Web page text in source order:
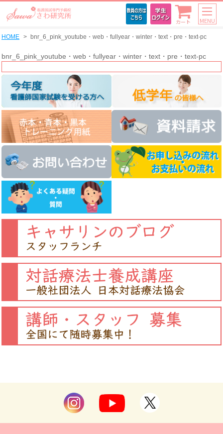
カート MENU
HOME bnr_6_pink_youtube・web・fullyear・winter・text・pre・text-pc
bnr_6_pink_youtube・web・fullyear・winter・text・pre・text-pc